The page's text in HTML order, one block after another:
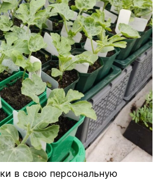
в свою персональную